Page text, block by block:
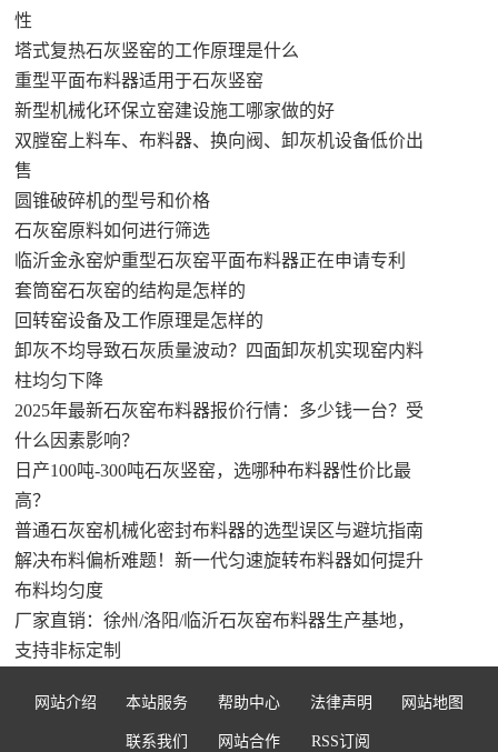
性
塔式复热石灰竖窑的工作原理是什么
重型平面布料器适用于石灰竖窑
新型机械化环保立窑建设施工哪家做的好
双膛窑上料车、布料器、换向阀、卸灰机设备低价出
售
圆锥破碎机的型号和价格
石灰窑原料如何进行筛选
临沂金永窑炉重型石灰窑平面布料器正在申请专利
套筒窑石灰窑的结构是怎样的
回转窑设备及工作原理是怎样的
卸灰不均导致石灰质量波动？四面卸灰机实现窑内料
柱均匀下降
2025年最新石灰窑布料器报价行情：多少钱一台？受
什么因素影响？
日产100吨-300吨石灰竖窑，选哪种布料器性价比最
高？
普通石灰窑机械化密封布料器的选型误区与避坑指南
解决布料偏析难题！新一代匀速旋转布料器如何提升
布料均匀度
厂家直销：徐州/洛阳/临沂石灰窑布料器生产基地，
支持非标定制
网站介绍 本站服务 帮助中心 法律声明 网站地图
联系我们 网站合作 RSS订阅